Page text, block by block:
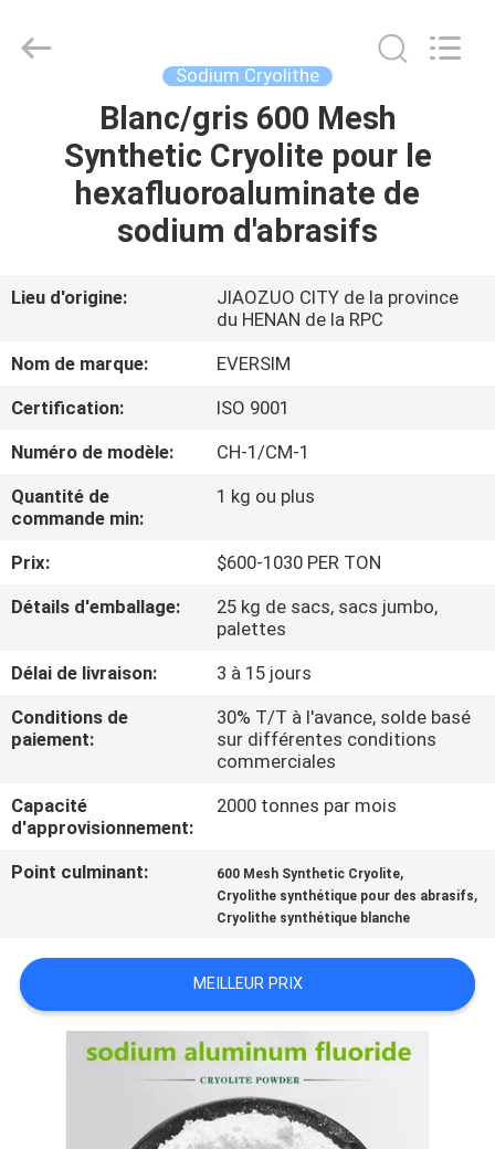
MAISON
À
PROPOS
DE
NOUS
DE
L'USINE
CONTRÔLE
LA
QUALITÉ
CONTACTER
NOUVELLES
AFFAIRES
Imp.&Exp.Co.,Ltd.
Sodium Cryolithe
Blanc/gris 600 Mesh
Synthetic Cryolite pour le
hexafluoroaluminate de
sodium d'abrasifs
Lieu d'origine:
JIAOZUO CITY de la province
du HENAN de la RPC
Nom de marque:
EVERSIM
Certification:
ISO 9001
Numéro de modèle:
CH-1/CM-1
Quantité de
commande min:
1 kg ou plus
Prix:
$600-1030 PER TON
Détails d'emballage:
25 kg de sacs, sacs jumbo,
palettes
Délai de livraison:
3 à 15 jours
Conditions de
paiement:
30% T/T à l'avance, solde basé
sur différentes conditions
commerciales
Capacité
d'approvisionnement:
2000 tonnes par mois
Point culminant: 600 Mesh Synthetic Cryolite,
Cryolithe synthétique pour des abrasifs,
Cryolithe synthétique blanche
MEILLEUR PRIX